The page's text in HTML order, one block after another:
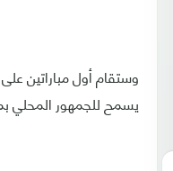
وستقام أول مباراتين
يسمح للجمهور المحلي